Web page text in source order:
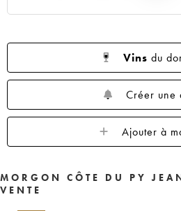
Vins du
Créer une
Ajouter à
MORGON CÔTE DU PY
VENTE